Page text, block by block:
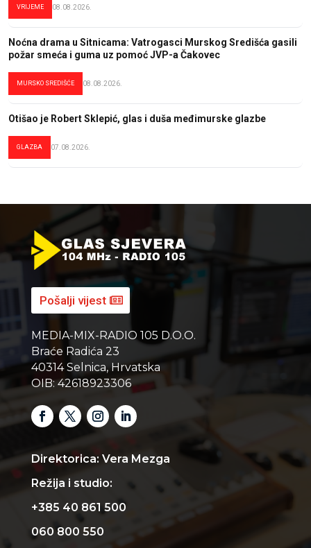
VRIJEME 08.08.2026.
Noćna drama u Sitnicama: Vatrogasci Murskog Središća gasili
požar smeća i guma uz pomoć JVP-a Čakovec
MURSKO SREDIŠĆE 08.08.2026.
Otišao je Robert Sklepić, glas i duša međimurske glazbe
GLAZBA 07.08.2026.
Pošalji vijest
MEDIA-MIX-RADIO 105 D.O.O.
Braće Radića 23
40314 Selnica, Hrvatska
OIB: 42618923306
Direktorica: Vera Mezga
Režija i studio:
+385 40 861 500
060 800 550